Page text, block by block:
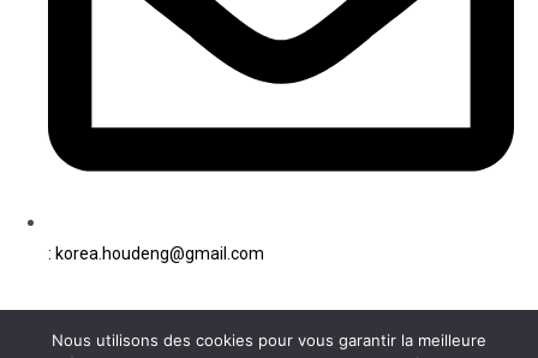
: korea.houdeng@gmail.com
Accueil
Nous utilisons des cookies pour vous garantir la meilleure